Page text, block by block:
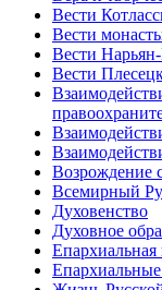
Вести
Вести
Вести
Вести
Возрождение
Всемирный
Духовенство
Духовное